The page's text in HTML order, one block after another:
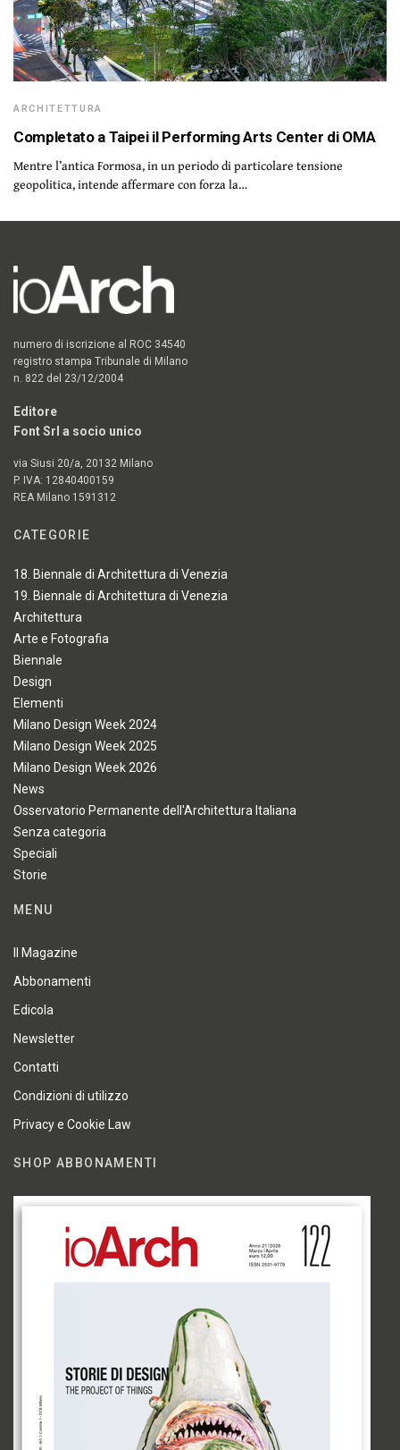
ARCHITETTURA
Completato a Taipei il Performing Arts Center di OMA
Mentre l’antica Formosa, in un periodo di particolare tensione
geopolitica, intende affermare con forza la…
numero di iscrizione al ROC 34540
registro stampa Tribunale di Milano
n. 822 del 23/12/2004
Editore
Font Srl a socio unico
via Siusi 20/a, 20132 Milano
P. IVA: 12840400159
REA Milano 1591312
CATEGORIE
18. Biennale di Architettura di Venezia
19. Biennale di Architettura di Venezia
Architettura
Arte e Fotografia
Biennale
Design
Elementi
Milano Design Week 2024
Milano Design Week 2025
Milano Design Week 2026
News
Osservatorio Permanente dell'Architettura Italiana
Senza categoria
Speciali
Storie
MENU
Il Magazine
Abbonamenti
Edicola
Newsletter
Contatti
Condizioni di utilizzo
Privacy e Cookie Law
SHOP ABBONAMENTI